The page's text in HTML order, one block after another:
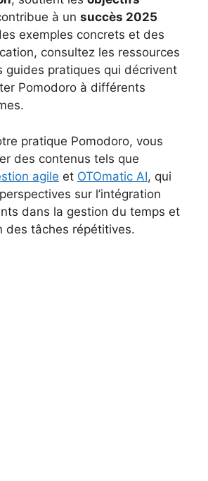
à un succès 2025
exemples concrets et des
consultez les ressources
guides pratiques qui décrivent
Pomodoro à différents
pratique Pomodoro, vous
des contenus tels que
agile et OTOmatic AI, qui
sur l’intégration
dans la gestion du temps et
des tâches répétitives.